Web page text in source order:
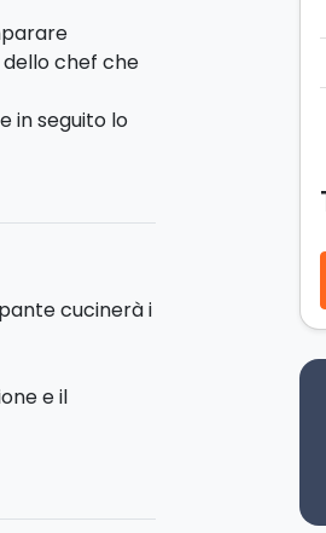
chef che
in seguito lo
cucinerà i
e il